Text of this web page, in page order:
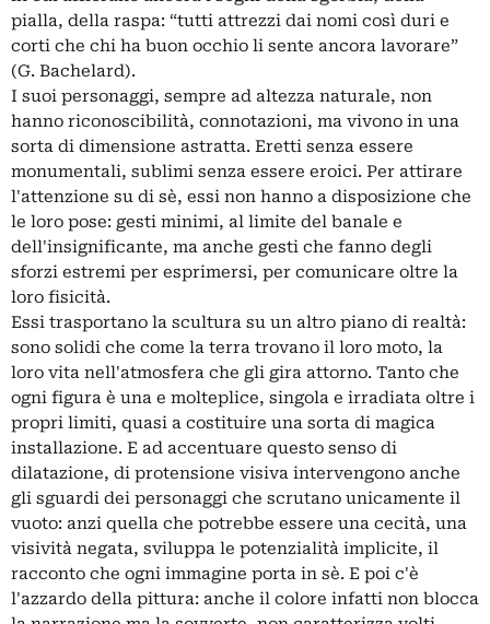
pialla, della raspa: “tutti attrezzi dai nomi così duri e
corti che chi ha buon occhio li sente ancora lavorare”
(G. Bachelard).
I suoi personaggi, sempre ad altezza naturale, non
hanno riconoscibilità, connotazioni, ma vivono in una
sorta di dimensione astratta. Eretti senza essere
monumentali, sublimi senza essere eroici. Per attirare
l'attenzione su di sè, essi non hanno a disposizione che
le loro pose: gesti minimi, al limite del banale e
dell'insignificante, ma anche gesti che fanno degli
sforzi estremi per esprimersi, per comunicare oltre la
loro fisicità.
Essi trasportano la scultura su un altro piano di realtà:
sono solidi che come la terra trovano il loro moto, la
loro vita nell'atmosfera che gli gira attorno. Tanto che
ogni figura è una e molteplice, singola e irradiata oltre i
propri limiti, quasi a costituire una sorta di magica
installazione. E ad accentuare questo senso di
dilatazione, di protensione visiva intervengono anche
gli sguardi dei personaggi che scrutano unicamente il
vuoto: anzi quella che potrebbe essere una cecità, una
visività negata, sviluppa le potenzialità implicite, il
racconto che ogni immagine porta in sè. E poi c'è
l'azzardo della pittura: anche il colore infatti non blocca